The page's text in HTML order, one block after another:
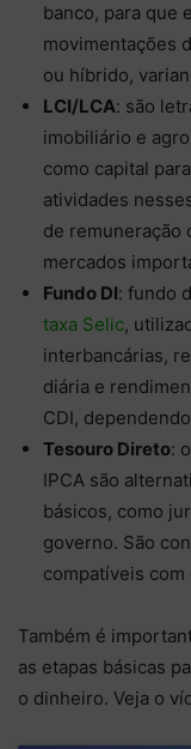
banco, para que
movimentações
ou híbrido,
LCI/LCA: são
imobiliário e
como capital
atividades
de remuneração
mercados
Fundo DI: fundo
taxa Selic,
interbancárias,
diária e
CDI,
Tesouro Direto:
IPCA são
básicos, como
governo. São
compatíveis
Também é
as etapas básicas
o dinheiro. Veja o